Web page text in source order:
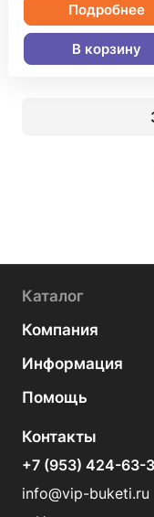
Подробнее
В корзину
Каталог
Компания
Информация
Помощь
Контакты
+7 (953) 424-63-
info@vip-buketi.ru